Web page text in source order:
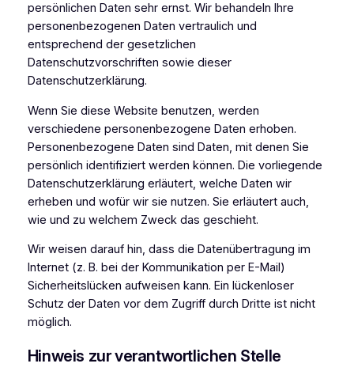
persönlichen Daten sehr ernst. Wir behandeln Ihre
personenbezogenen Daten vertraulich und
entsprechend der gesetzlichen
Datenschutzvorschriften sowie dieser
Datenschutzerklärung.
Wenn Sie diese Website benutzen, werden
verschiedene personenbezogene Daten erhoben.
Personenbezogene Daten sind Daten, mit denen Sie
persönlich identifiziert werden können. Die vorliegende
Datenschutzerklärung erläutert, welche Daten wir
erheben und wofür wir sie nutzen. Sie erläutert auch,
wie und zu welchem Zweck das geschieht.
Wir weisen darauf hin, dass die Datenübertragung im
Internet (z. B. bei der Kommunikation per E-Mail)
Sicherheitslücken aufweisen kann. Ein lückenloser
Schutz der Daten vor dem Zugriff durch Dritte ist nicht
möglich.
Hinweis zur verantwortlichen Stelle